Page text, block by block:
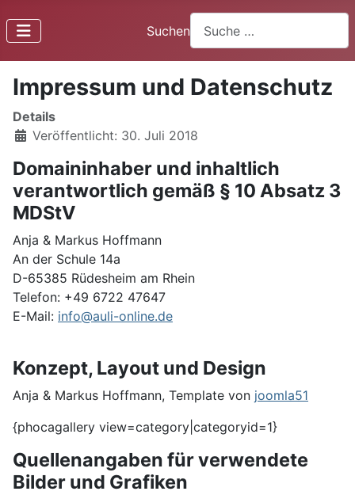
Suchen
Impressum und Datenschutz
Details
Veröffentlicht: 30. Juli 2018
Domaininhaber und inhaltlich
verantwortlich gemäß § 10 Absatz 3
MDStV
Anja & Markus Hoffmann
An der Schule 14a
D-65385 Rüdesheim am Rhein
Telefon: +49 6722 47647
E-Mail: info@auli-online.de
Konzept, Layout und Design
Anja & Markus Hoffmann, Template von joomla51
{phocagallery view=category|categoryid=1}
Quellenangaben für verwendete
Bilder und Grafiken